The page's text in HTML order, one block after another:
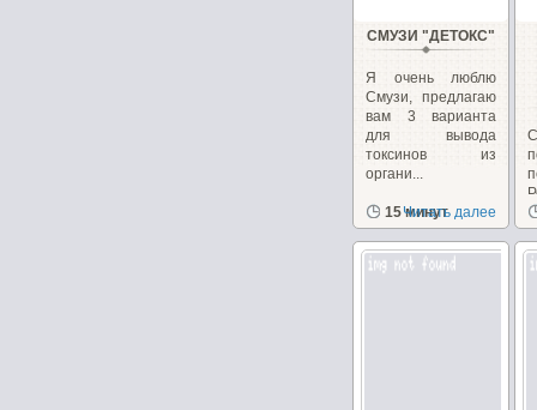
СМУЗИ "ДЕТОКС"
Я очень люблю
Смузи, предлагаю
вам 3 варианта
для вывода
токсинов из
органи...
15 минут
Читать далее